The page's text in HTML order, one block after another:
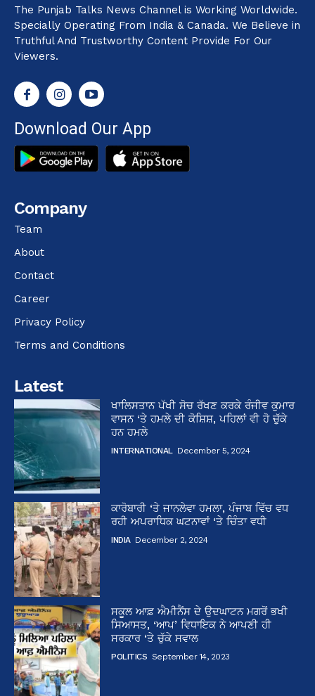
The Punjab Talks News Channel is Working Worldwide.
Specially Operating From India & Canada. We Believe in
Truthful And Trustworthy Content Provide For Our
Viewers.
Download Our App
Company
Team
About
Contact
Career
Privacy Policy
Terms and Conditions
Latest
ਖਾਲਿਸਤਾਨ ਪੱਖੀ ਸੋਚ ਰੱਖਣ ਕਰਕੇ ਰੰਜੀਵ ਕੁਮਾਰ
ਵਾਸਨ ‘ਤੇ ਹਮਲੇ ਦੀ ਕੋਸ਼ਿਸ਼, ਪਹਿਲਾਂ ਵੀ ਹੋ ਚੁੱਕੇ
ਹਨ ਹਮਲੇ
INTERNATIONAL December 5, 2024
ਕਾਰੋਬਾਰੀ ‘ਤੇ ਜਾਨਲੇਵਾ ਹਮਲਾ, ਪੰਜਾਬ ਵਿੱਚ ਵਧ
ਰਹੀ ਅਪਰਾਧਿਕ ਘਟਨਾਵਾਂ ‘ਤੇ ਚਿੰਤਾ ਵਧੀ
INDIA December 2, 2024
ਸਕੂਲ ਆਫ਼ ਐਮੀਨੈਂਸ ਦੇ ਉਦਘਾਟਨ ਮਗਰੋਂ ਭਖੀ
ਸਿਆਸਤ, ‘ਆਪ’ ਵਿਧਾਇਕ ਨੇ ਆਪਣੀ ਹੀ
ਸਰਕਾਰ ‘ਤੇ ਚੁੱਕੇ ਸਵਾਲ
POLITICS September 14, 2023